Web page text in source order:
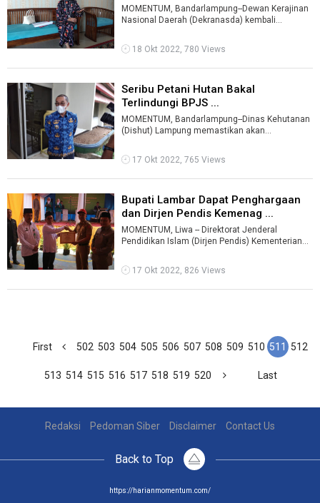
MOMENTUM, Bandarlampung--Dewan Kerajinan
Nasional Daerah (Dekranasda) kembali
2022.Rencananya k ...
18 Okt 2022, 780 Views
Seribu Petani Hutan Bakal
Terlindungi BPJS ...
MOMENTUM, Bandarlampung--Dinas Kehutanan
(Dishut) Lampung memastikan akan
hutan.Sala ...
17 Okt 2022, 765 Views
Bupati Lambar Dapat Penghargaan
dan Dirjen Pendis Kemenag ...
MOMENTUM, Liwa -- Direktorat Jenderal
Pendidikan Islam (Dirjen Pendis) Kementerian
pengharg ...
17 Okt 2022, 826 Views
First 502 503 504 505 506 507 508 509 510 511 512
513 514 515 516 517 518 519 520 Last
Redaksi Pedoman Siber Disclaimer Contact Us
Back to Top
https://harianmomentum.com/